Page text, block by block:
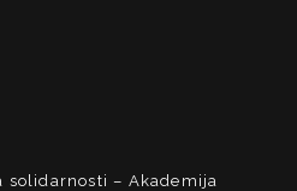
solidarnosti – Akademija